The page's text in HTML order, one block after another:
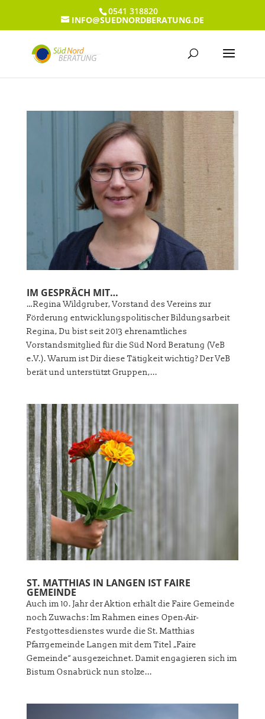
0541 318820
INFO@SUEDNORDBERATUNG.DE
IM GESPRÄCH MIT…
…Regina Wildgruber, Vorstand des Vereins zur
Förderung entwicklungspolitischer Bildungsarbeit
Regina, Du bist seit 2013 ehrenamtliches
Vorstandsmitglied für die Süd Nord Beratung (VeB
e.V.). Warum ist Dir diese Tätigkeit wichtig? Der VeB
berät und unterstützt Gruppen,...
ST. MATTHIAS IN LANGEN IST FAIRE
GEMEINDE
Auch im 10. Jahr der Aktion erhält die Faire Gemeinde
noch Zuwachs: Im Rahmen eines Open-Air-
Festgottesdienstes wurde die St. Matthias
Pfarrgemeinde Langen mit dem Titel „Faire
Gemeinde“ ausgezeichnet. Damit engagieren sich im
Bistum Osnabrück nun stolze...